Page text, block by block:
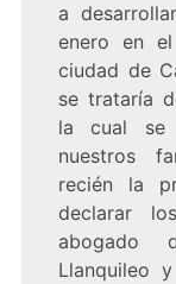
a
enero en
ciudad de
se trataría
la cual se
nuestros
recién la
declarar
abogado
Llanquileo